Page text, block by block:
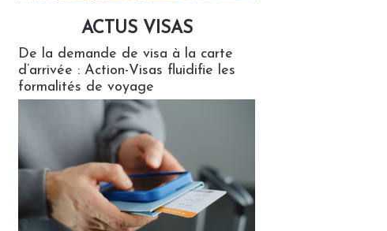
ACTUS VISAS
De la demande de visa à la carte
d’arrivée : Action-Visas fluidifie les
formalités de voyage